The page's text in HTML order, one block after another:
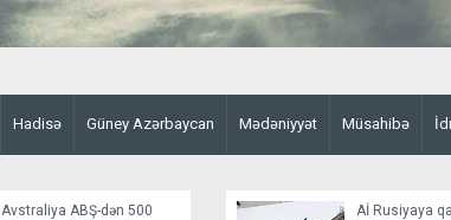
Hadisə Güney Azərbaycan Mədəniyyət Müsahibə
Avstraliya ABŞ-dən 500
Aİ Rusiyaya